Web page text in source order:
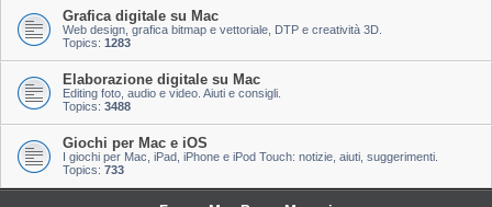
Grafica digitale su Mac
Web design, grafica bitmap e vettoriale, DTP e creatività 3D.
Topics: 1283
Elaborazione digitale su Mac
Editing foto, audio e video. Aiuti e consigli.
Topics: 3488
Giochi per Mac e iOS
I giochi per Mac, iPad, iPhone e iPod Touch: notizie, aiuti, suggerimenti.
Topics: 733